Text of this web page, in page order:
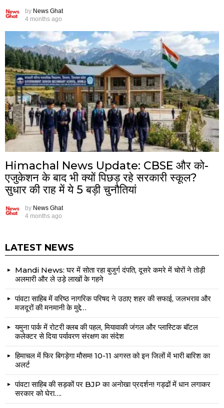
by News Ghat
4 months ago
Himachal News Update: CBSE और को-
एजुकेशन के बाद भी क्यों पिछड़ रहे सरकारी स्कूल?
सुधार की राह में ये 5 बड़ी चुनौतियां
by News Ghat
4 months ago
LATEST NEWS
Mandi News: घर में सोता रहा बुजुर्ग दंपति, दूसरे कमरे में चोरों ने तोड़ी
अलमारी और ले उड़े लाखों के गहने
पांवटा साहिब में वरिष्ठ नागरिक परिषद ने उठाए शहर की सफाई, जलभराव और
मजदूरों की मनमानी के मुद्दे…
यमुना पार्क में रोटरी क्लब की पहल, मियावाकी जंगल और प्लास्टिक बॉटल
कलेक्टर से दिया पर्यावरण संरक्षण का संदेश
हिमाचल में फिर बिगड़ेगा मौसम! 10-11 अगस्त को इन जिलों में भारी बारिश का
अलर्ट
पांवटा साहिब की सड़कों पर BJP का अनोखा प्रदर्शन! गड्ढों में धान लगाकर
सरकार को घेरा….